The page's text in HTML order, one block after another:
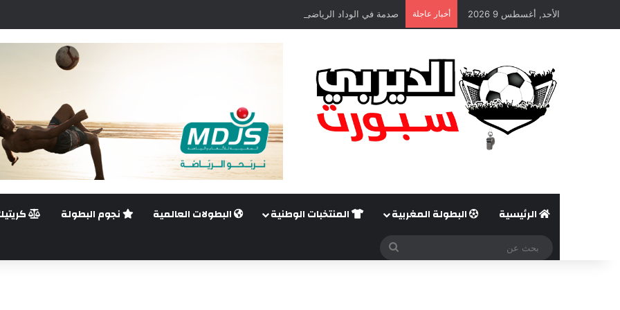
الأحد, أغسطس 9 2026 أخبار عاجلة صدمة في الوداد الرياضي.. غيليرمي فيريرا يقترب من الجراحة بعد قطع في الرباط الصليبي
الرئيسية البطولة المغربية المنتخبات الوطنية البطولات العالمية نجوم البطولة